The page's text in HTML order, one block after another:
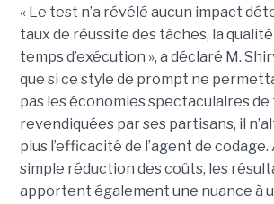
« Le test n’a révélé aucun impact
taux de réussite des tâches, la
temps d’exécution », a déclaré M.
que si ce style de prompt ne
pas les économies spectaculaires
revendiquées par ses partisans, il
plus l’efficacité de l’agent de codage.
simple réduction des coûts, les
apportent également une nuance à